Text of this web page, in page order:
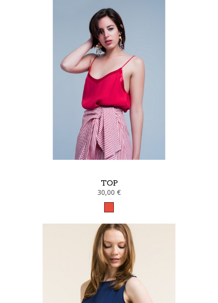
TOP
30,00 €